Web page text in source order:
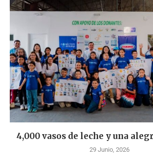
4,000 vasos de leche y una
29 Junio, 2026